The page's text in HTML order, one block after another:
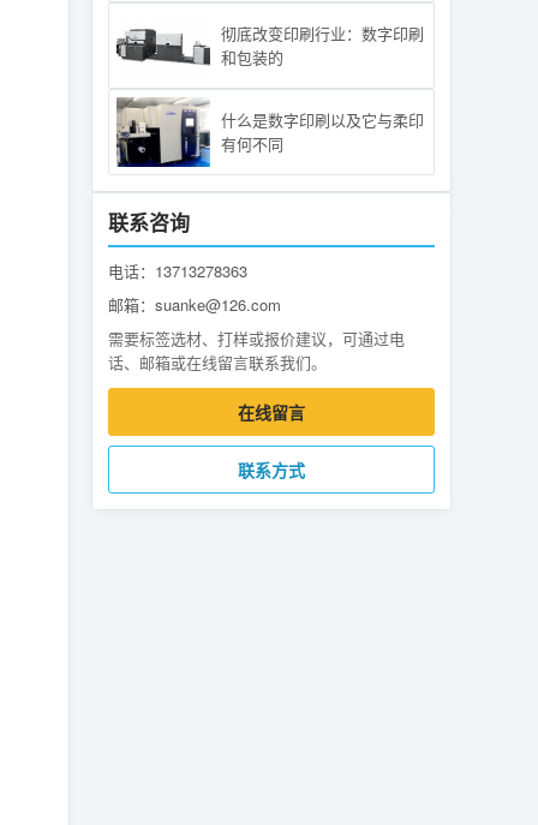
彻底改变印刷行业：数字印刷
和包装的
什么是数字印刷以及它与柔印
有何不同
联系咨询
电话：13713278363
邮箱：suanke@126.com
需要标签选材、打样或报价建议，可通过电
话、邮箱或在线留言联系我们。
在线留言
联系方式